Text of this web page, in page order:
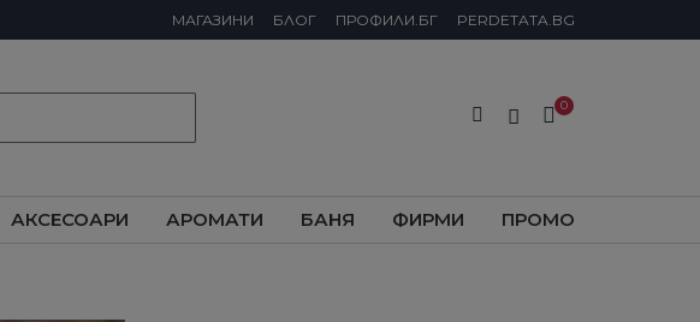
МАГАЗИНИ БЛОГ ПРОФИЛИ.БГ PERDETATA.BG
АКСЕСОАРИ АРОМАТИ БАНЯ ФИРМИ ПРОМО